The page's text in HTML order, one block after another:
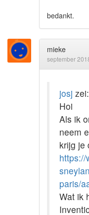
bedankt.
mieke
september
josj zei:
Hoi
Als ik
neem
krijg je
https://
paris/
Wat ik